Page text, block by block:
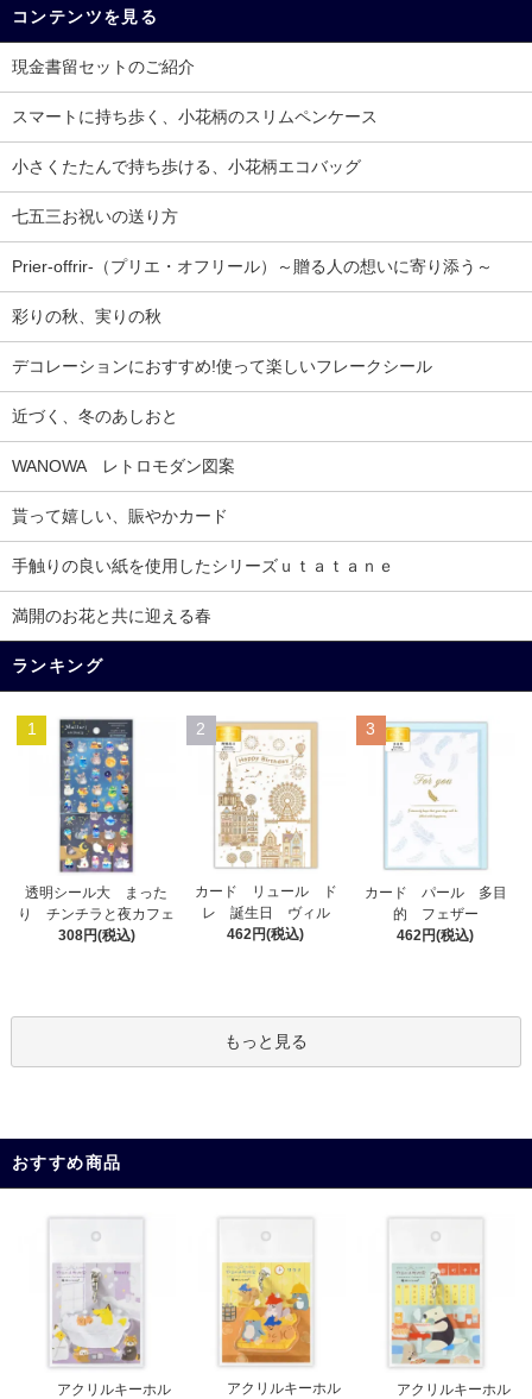
コンテンツを見る
現金書留セットのご紹介
スマートに持ち歩く、小花柄のスリムペンケース
小さくたたんで持ち歩ける、小花柄エコバッグ
七五三お祝いの送り方
Prier-offrir-（プリエ・オフリール）～贈る人の想いに寄り添う～
彩りの秋、実りの秋
デコレーションにおすすめ!使って楽しいフレークシール
近づく、冬のあしおと
WANOWA レトロモダン図案
貰って嬉しい、賑やかカード
手触りの良い紙を使用したシリーズｕｔａｔａｎｅ
満開のお花と共に迎える春
ランキング
1
透明シール大 まった
り チンチラと夜カフェ
308円(税込)
2
カード リュール ド
レ 誕生日 ヴィル
462円(税込)
3
カード パール 多目
的 フェザー
462円(税込)
もっと見る
おすすめ商品
アクリルキーホル
アクリルキーホル
アクリルキーホル